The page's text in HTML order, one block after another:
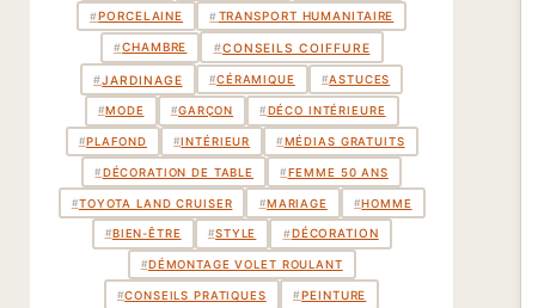
#PORCELAINE #TRANSPORT HUMANITAIRE
#CHAMBRE #CONSEILS COIFFURE
#JARDINAGE #CÉRAMIQUE #ASTUCES
# MODE #GARÇON # DÉCO INTÉRIEURE
#PLAFOND #INTÉRIEUR # MÉDIAS GRATUITS
# DÉCORATION DE TABLE # FEMME 50 ANS
#TOYOTA LAND CRUISER #MARIAGE #HOMME
# BIEN-ÊTRE #STYLE #DÉCORATION
#DÉMONTAGE VOLET ROULANT
#CONSEILS PRATIQUES #PEINTURE